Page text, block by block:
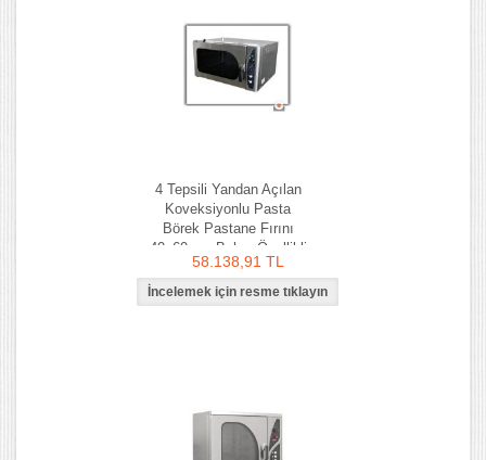
4 Tepsili Yandan Açılan
Koveksiyonlu Pasta
Börek Pastane Fırını
40x60 cm Buhar Özellikli
58.138,91 TL